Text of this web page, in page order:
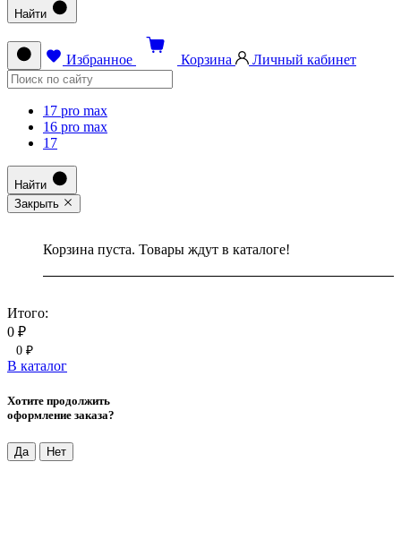
Найти
Избранное Корзина Личный кабинет
17 pro max
16 pro max
17
Найти
Закрыть
Корзина пуста. Товары ждут в каталоге!
Итого:
0 ₽
0 ₽
В каталог
Хотите продолжить
оформление заказа?
Да Нет